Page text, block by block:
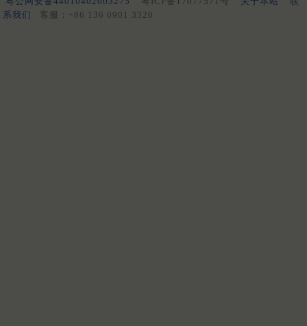
系我们
客服：+86 136 0901 3320